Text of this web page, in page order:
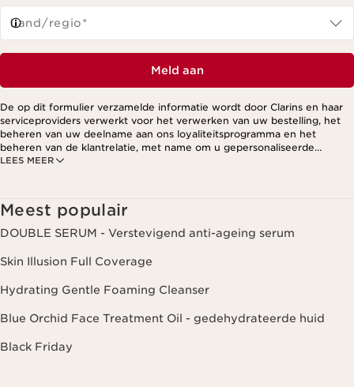
Land/regio*
Meld aan
LEES MEER
De op dit formulier verzamelde informatie wordt door Clarins en haar
serviceproviders verwerkt voor het verwerken van uw bestelling, het
beheren van uw deelname aan ons loyaliteitsprogramma en het
beheren van de klantrelatie, met name om u gepersonaliseerde
aanbiedingen te kunnen sturen op basis van uw eerdere aankopen en
Meest populair
DOUBLE SERUM - Verstevigend anti-ageing serum
Skin Illusion Full Coverage
Hydrating Gentle Foaming Cleanser
Blue Orchid Face Treatment Oil - gedehydrateerde huid
Black Friday